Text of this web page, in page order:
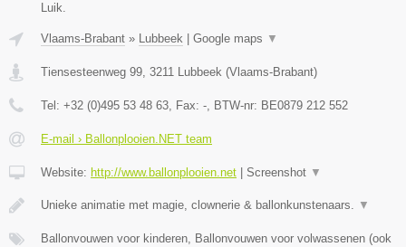
Luik.
Vlaams-Brabant » Lubbeek Google maps ▼
Tiensesteenweg 99, 3211 Lubbeek (Vlaams-Brabant)
Tel: +32 (0)495 53 48 63, Fax: -, BTW-nr: BE0879 212 552
E-mail › Ballonplooien.NET team
Website: http://www.ballonplooien.net Screenshot ▼
Unieke animatie met magie, clownerie & ballonkunstenaars. ▼
Ballonvouwen voor kinderen, Ballonvouwen voor volwassenen (ook